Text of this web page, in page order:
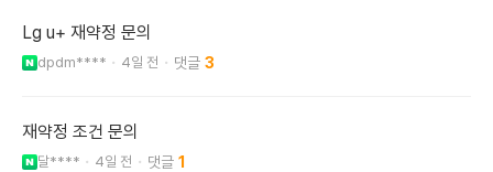
Lg u+ 재약정 문의
dpdm**** 4일 전 3
재약정 조건 문의
달**** 4일 전 1